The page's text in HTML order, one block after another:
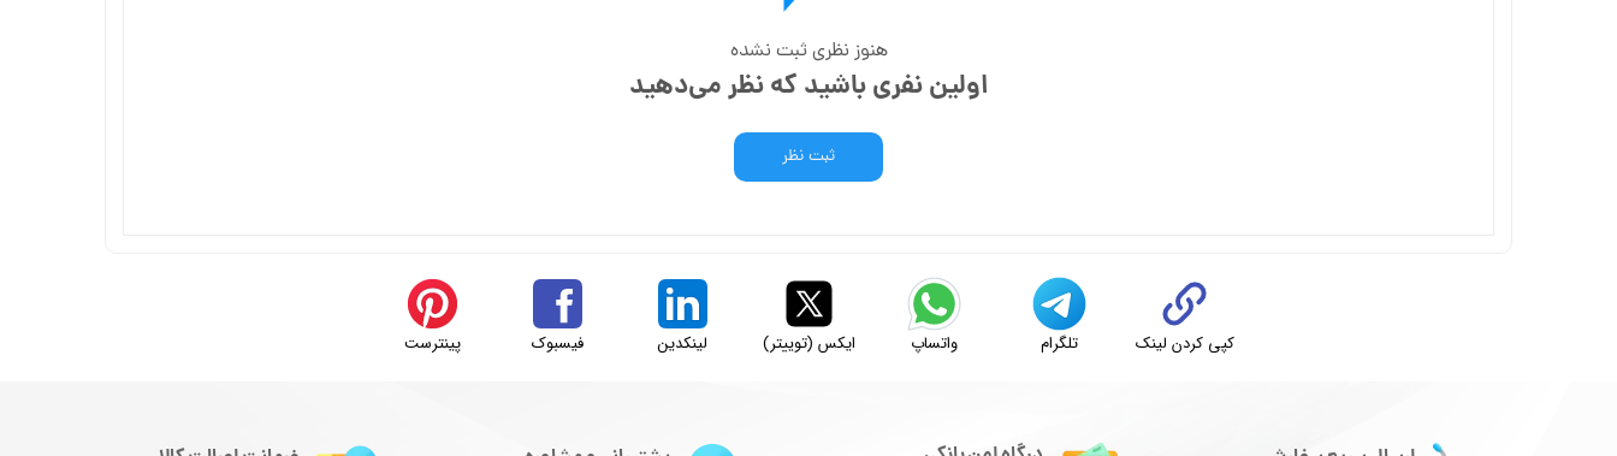
هنوز نظری ثبت نشده
اولین نفری باشید که نظر می‌دهید
ثبت نظر
کپی کردن لینک تلگرام واتساپ ایکس (توییتر) لینکدین فیسبوک پینترست